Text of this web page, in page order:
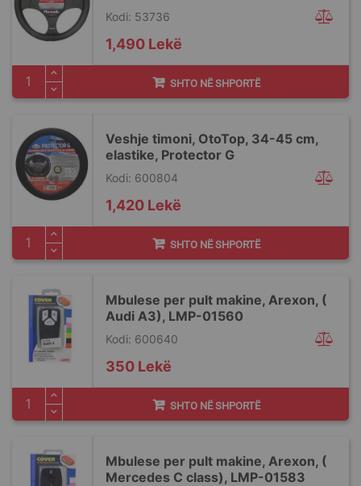
Kodi: 53736
1,490 Lekë
SHTO NË SHPORTË
Veshje timoni, OtoTop, 34-45 cm,
elastike, Protector G
Kodi: 600804
1,420 Lekë
SHTO NË SHPORTË
Mbulese per pult makine, Arexon, (
Audi A3), LMP-01560
Kodi: 600640
350 Lekë
SHTO NË SHPORTË
Mbulese per pult makine, Arexon, (
Mercedes C class), LMP-01583